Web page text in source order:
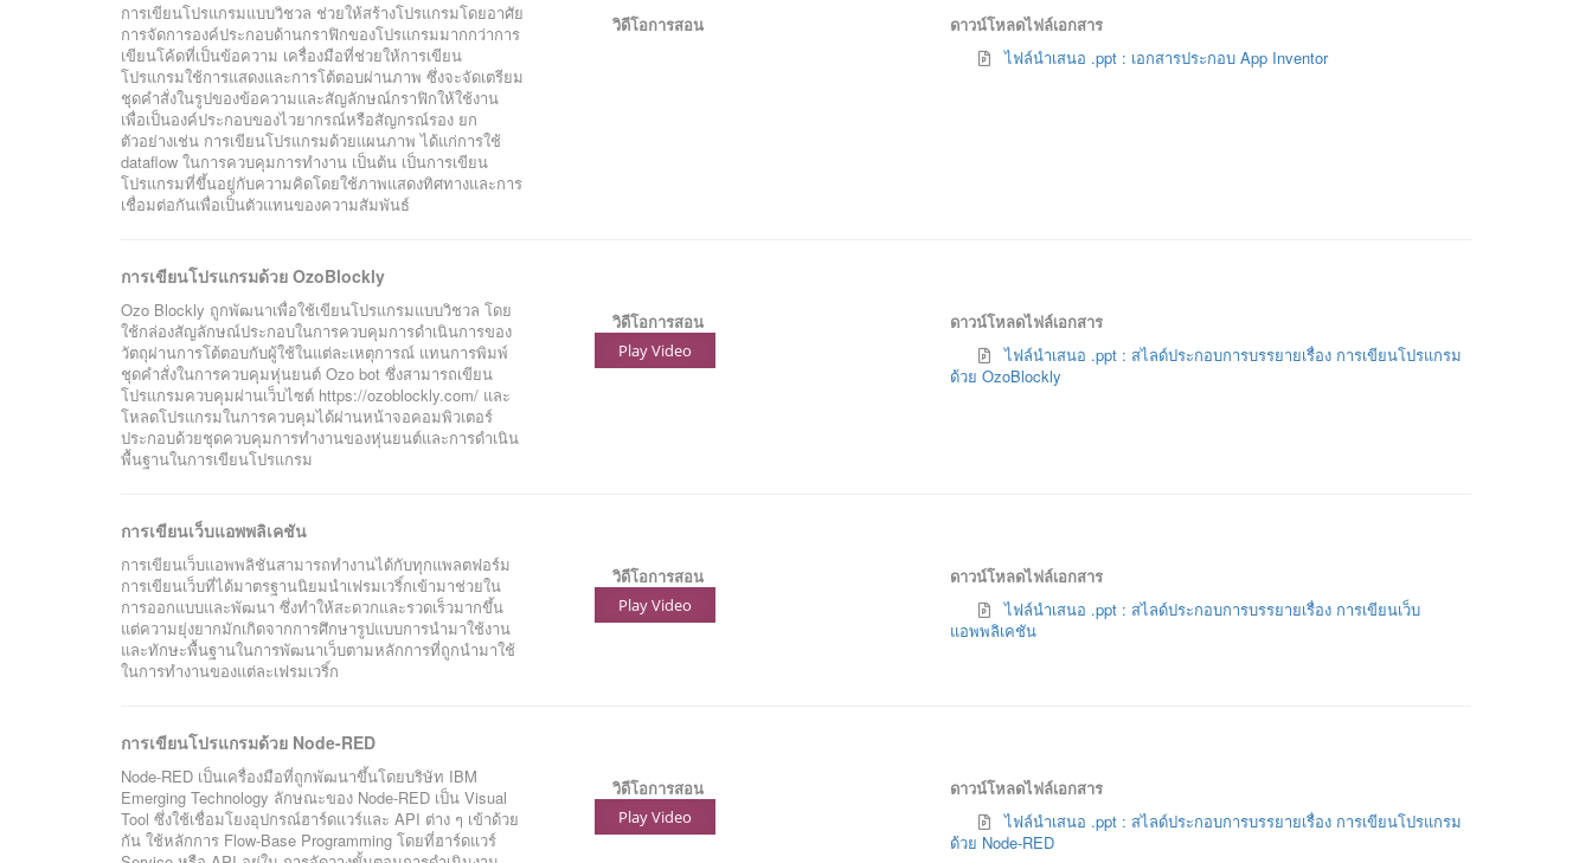
การเขียนโปรแกรมแบบวิชวล ช่วยให้สร้างโปรแกรมโดยอาศัย
การจัดการองค์ประกอบด้านกราฟิกของโปรแกรมมากกว่าการ
เขียนโค้ดที่เป็นข้อความ เครื่องมือที่ช่วยให้การเขียน
โปรแกรมใช้การแสดงและการโต้ตอบผ่านภาพ ซึ่งจะจัดเตรียม
ชุดคำสั่งในรูปของข้อความและสัญลักษณ์กราฟิกให้ใช้งาน
เพื่อเป็นองค์ประกอบของไวยากรณ์หรือสัญกรณ์รอง ยก
ตัวอย่างเช่น การเขียนโปรแกรมด้วยแผนภาพ ได้แก่การใช้
dataflow ในการควบคุมการทำงาน เป็นต้น เป็นการเขียน
โปรแกรมที่ขึ้นอยู่กับความคิดโดยใช้ภาพแสดงทิศทางและการ
เชื่อมต่อกันเพื่อเป็นตัวแทนของความสัมพันธ์
วิดีโอการสอน
ดาวน์โหลดไฟล์เอกสาร
ไฟล์นำเสนอ .ppt : เอกสารประกอบ App Inventor
การเขียนโปรแกรมด้วย OzoBlockly
Ozo Blockly ถูกพัฒนาเพื่อใช้เขียนโปรแกรมแบบวิชวล โดย
ใช้กล่องสัญลักษณ์ประกอบในการควบคุมการดำเนินการของ
วัตถุผ่านการโต้ตอบกับผู้ใช้ในแต่ละเหตุการณ์ แทนการพิมพ์
ชุดคำสั่งในการควบคุมหุ่นยนต์ Ozo bot ซึ่งสามารถเขียน
โปรแกรมควบคุมผ่านเว็บไซต์ https://ozoblockly.com/ และ
โหลดโปรแกรมในการควบคุมได้ผ่านหน้าจอคอมพิวเตอร์
ประกอบด้วยชุดควบคุมการทำงานของหุ่นยนต์และการดำเนิน
พื้นฐานในการเขียนโปรแกรม
วิดีโอการสอน
Play Video
ดาวน์โหลดไฟล์เอกสาร
ไฟล์นำเสนอ .ppt : สไลด์ประกอบการบรรยายเรื่อง การเขียนโปรแกรม
ด้วย OzoBlockly
การเขียนเว็บแอพพลิเคชัน
การเขียนเว็บแอพพลิชันสามารถทำงานได้กับทุกแพลตฟอร์ม
การเขียนเว็บที่ได้มาตรฐานนิยมนำเฟรมเวริ์กเข้ามาช่วยใน
การออกแบบและพัฒนา ซึ่งทำให้สะดวกและรวดเร็วมากขึ้น
แต่ความยุ่งยากมักเกิดจากการศึกษารูปแบบการนำมาใช้งาน
และทักษะพื้นฐานในการพัฒนาเว็บตามหลักการที่ถูกนำมาใช้
ในการทำงานของแต่ละเฟรมเวริ์ก
วิดีโอการสอน
Play Video
ดาวน์โหลดไฟล์เอกสาร
ไฟล์นำเสนอ .ppt : สไลด์ประกอบการบรรยายเรื่อง การเขียนเว็บ
แอพพลิเคชัน
การเขียนโปรแกรมด้วย Node-RED
Node-RED เป็นเครื่องมือที่ถูกพัฒนาขึ้นโดยบริษัท IBM
Emerging Technology ลักษณะของ Node-RED เป็น Visual
Tool ซึ่งใช้เชื่อมโยงอุปกรณ์ฮาร์ดแวร์และ API ต่าง ๆ เข้าด้วย
กัน ใช้หลักการ Flow-Base Programming โดยที่ฮาร์ดแวร์
วิดีโอการสอน
Play Video
ดาวน์โหลดไฟล์เอกสาร
ไฟล์นำเสนอ .ppt : สไลด์ประกอบการบรรยายเรื่อง การเขียนโปรแกรม
ด้วย Node-RED